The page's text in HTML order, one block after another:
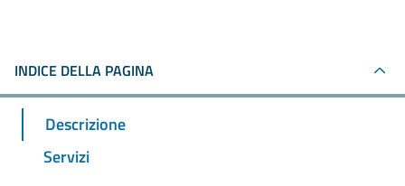
INDICE DELLA PAGINA
Descrizione
Servizi